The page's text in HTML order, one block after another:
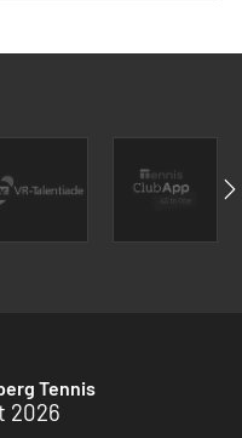
Tennis
2026